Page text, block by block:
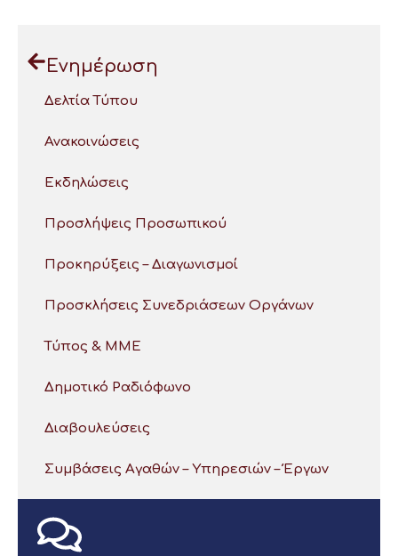
Ενημέρωση
Δελτία Τύπου
Ανακοινώσεις
Εκδηλώσεις
Προσλήψεις Προσωπικού
Προκηρύξεις – Διαγωνισμοί
Προσκλήσεις Συνεδριάσεων Οργάνων
Τύπος & ΜΜΕ
Δημοτικό Ραδιόφωνο
Διαβουλεύσεις
Συμβάσεις Αγαθών – Υπηρεσιών – Έργων